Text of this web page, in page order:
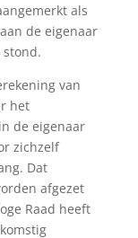
als
de eigenaar
van
het
de eigenaar
zichzelf
Dat
afgezet
Raad heeft